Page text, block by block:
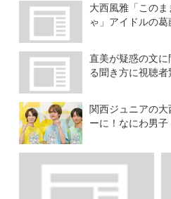
大西風雅「この
ゃ」アイドルの
直美が疑惑の文
る聞き方に視聴
関西ジュニアの
ーに！なにわ男